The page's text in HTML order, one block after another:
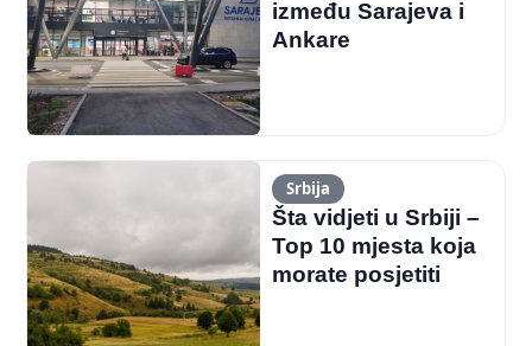
između Sarajeva i
Ankare
Srbija
Šta vidjeti u Srbiji –
Top 10 mjesta koja
morate posjetiti